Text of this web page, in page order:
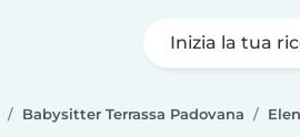
Inizia la tua
Babysitter Terrassa Padovana